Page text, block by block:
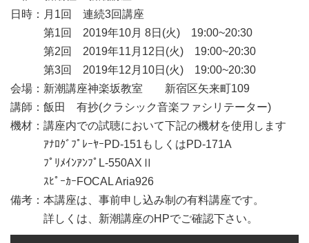
日時：月1回 連続3回講座
第1回 2019年10月 8日(火) 19:00~20:30
第2回 2019年11月12日(火) 19:00~20:30
第3回 2019年12月10日(火) 19:00~20:30
会場：新潮講座神楽坂教室 新宿区矢来町109
講師：飯田 有抄(クラシック音楽ファシリテーター)
機材：講座内での試聴において下記の機材を使用します
ｱﾅﾛｸﾞﾌﾟﾚｰﾔｰPD-151もしくはPD-171A
ﾌﾟﾘﾒｲﾝｱﾝﾌﾟL-550AXⅡ
ｽﾋﾟｰｶｰFOCAL Aria926
備考：本講座は、事前申し込み制の有料講座です。
詳しくは、新潮講座のHPでご確認下さい。